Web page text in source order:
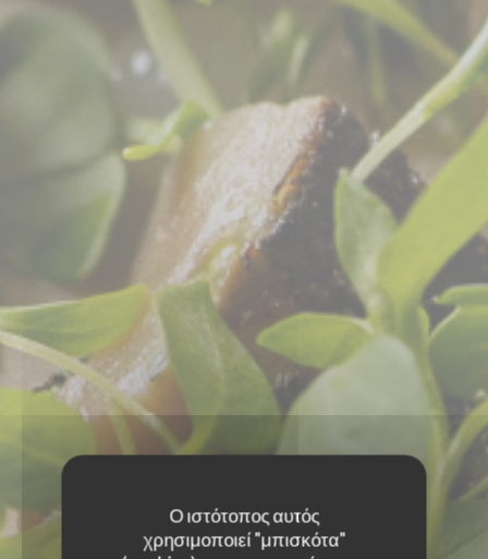
Ο ιστότοπος αυτός
χρησιμοποιεί "μπισκότα"